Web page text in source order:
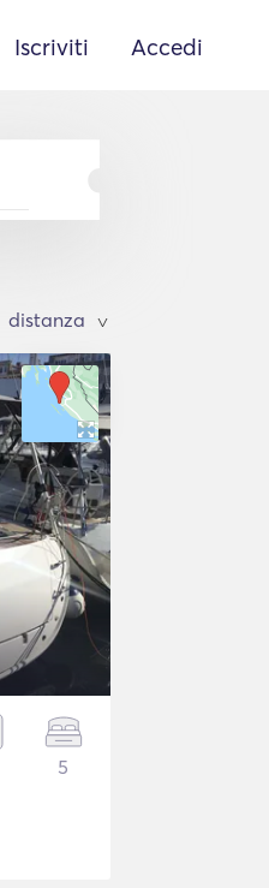
Iscriviti Accedi
>
5